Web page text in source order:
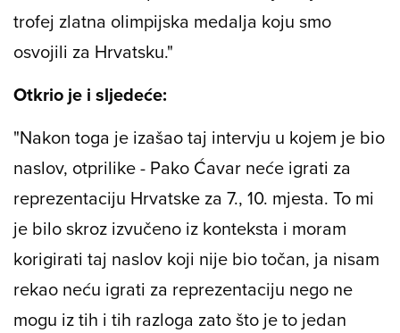
trofej zlatna olimpijska medalja koju smo
osvojili za Hrvatsku."
Otkrio je i sljedeće:
"Nakon toga je izašao taj intervju u kojem je bio
naslov, otprilike - Pako Ćavar neće igrati za
reprezentaciju Hrvatske za 7., 10. mjesta. To mi
je bilo skroz izvučeno iz konteksta i moram
korigirati taj naslov koji nije bio točan, ja nisam
rekao neću igrati za reprezentaciju nego ne
mogu iz tih i tih razloga zato što je to jedan